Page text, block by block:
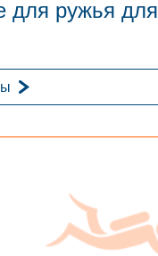
для ружья для